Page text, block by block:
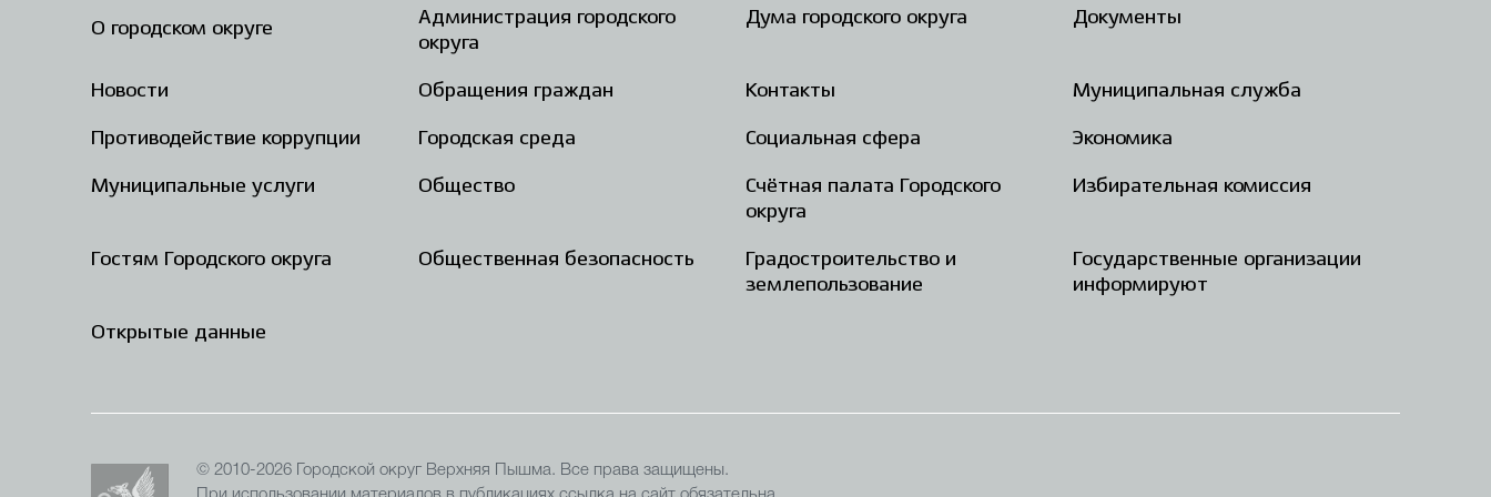
О городском округе
Администрация городского
округа
Дума городского округа Документы
Новости Обращения граждан Контакты Муниципальная служба
Противодействие коррупции Городская среда Социальная сфера Экономика
Муниципальные услуги Общество
Счётная палата Городского
округа
Избирательная комиссия
Гостям Городского округа Общественная безопасность
Градостроительство и
землепользование
Государственные организации
информируют
Открытые данные
© 2010-2026 Городской округ Верхняя Пышма. Все права защищены.